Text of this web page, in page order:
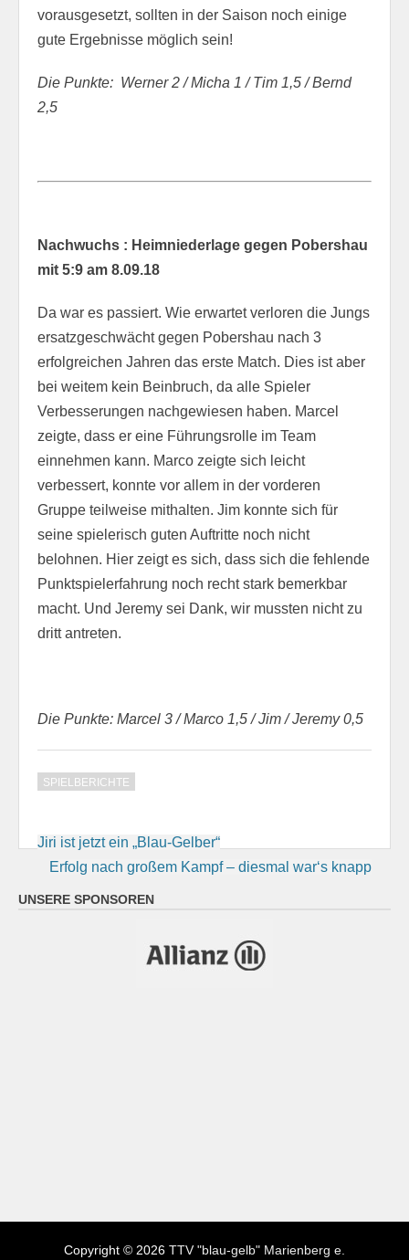
vorausgesetzt, sollten in der Saison noch einige
gute Ergebnisse möglich sein!
Die Punkte: Werner 2 / Micha 1 / Tim 1,5 / Bernd
2,5
Nachwuchs : Heimniederlage gegen Pobershau
mit 5:9 am 8.09.18
Da war es passiert. Wie erwartet verloren die Jungs
ersatzgeschwächt gegen Pobershau nach 3
erfolgreichen Jahren das erste Match. Dies ist aber
bei weitem kein Beinbruch, da alle Spieler
Verbesserungen nachgewiesen haben. Marcel
zeigte, dass er eine Führungsrolle im Team
einnehmen kann. Marco zeigte sich leicht
verbessert, konnte vor allem in der vorderen
Gruppe teilweise mithalten. Jim konnte sich für
seine spielerisch guten Auftritte noch nicht
belohnen. Hier zeigt es sich, dass sich die fehlende
Punktspielerfahrung noch recht stark bemerkbar
macht. Und Jeremy sei Dank, wir mussten nicht zu
dritt antreten.
Die Punkte: Marcel 3 / Marco 1,5 / Jim / Jeremy 0,5
SPIELBERICHTE
Beitragsnavigation
Jiri ist jetzt ein „Blau-Gelber“
Erfolg nach großem Kampf – diesmal war‘s knapp
UNSERE SPONSOREN
Copyright © 2026 TTV "blau-gelb" Marienberg e.